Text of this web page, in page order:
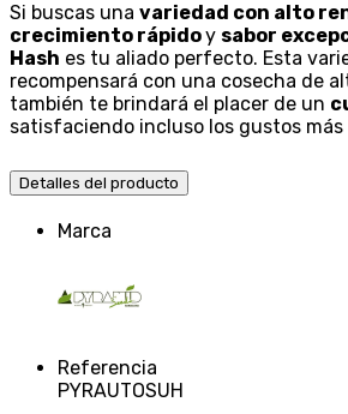
Si buscas una variedad con alto
crecimiento rápidoy sabor
Hash es tu aliado perfecto. Esta
recompensará con una cosecha de
también te brindará el placer de un
satisfaciendo incluso los gustos
Detalles del producto
Marca
Referencia
PYRAUTOSUH